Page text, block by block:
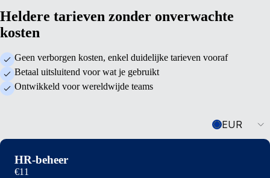
Heldere tarieven zonder onverwachte
kosten
Geen verborgen kosten, enkel duidelijke tarieven vooraf
Betaal uitsluitend voor wat je gebruikt
Ontwikkeld voor wereldwijde teams
EUR
HR-beheer
€11